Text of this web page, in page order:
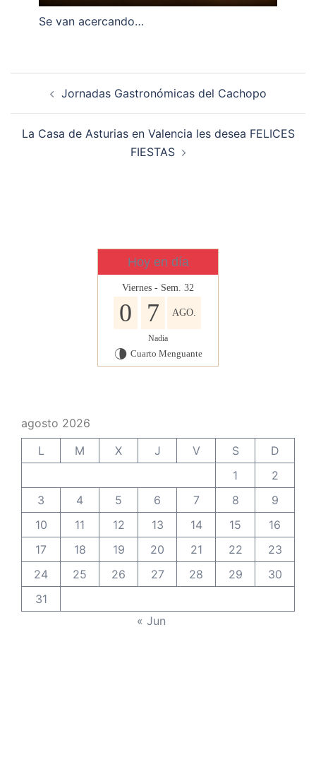
Se van acercando…
Jornadas Gastronómicas del Cachopo
La Casa de Asturias en Valencia les desea FELICES
FIESTAS
Hoy en día
Viernes - Sem. 32
0 7 AGO.
Nadia
U Cuarto Menguante
agosto 2026
L
M X J V S
D
1
2
3
4 5 6 7 8
9
10
11 12 13 14 15
16
17
18 19 20 21 22
23
24
25 26 27 28 29
30
31
« Jun